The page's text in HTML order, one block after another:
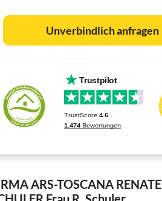
Unverbindlich anfragen
ARS-TOSCANA RENATE